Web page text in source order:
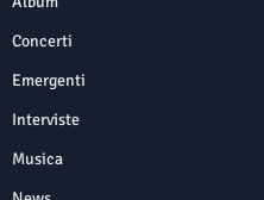
Concerti
Emergenti
Interviste
Musica